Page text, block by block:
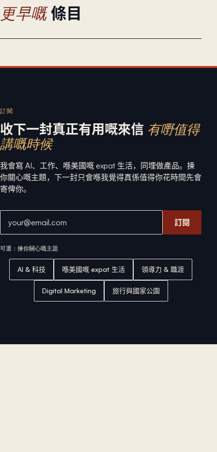
更早嘅 條目
訂閱
收下一封真正有用嘅來信 有嘢值得
講嘅時候
我會寫 AI、工作、喺美國嘅 expat 生活，同埋做產品。揀
你關心嘅主題，下一封只會喺我覺得真係值得你花時間先會
寄俾你。
訂閱
可選：揀你關心嘅主題
AI & 科技 喺美國嘅 expat 生活 領導力 & 職涯
Digital Marketing 旅行與國家公園